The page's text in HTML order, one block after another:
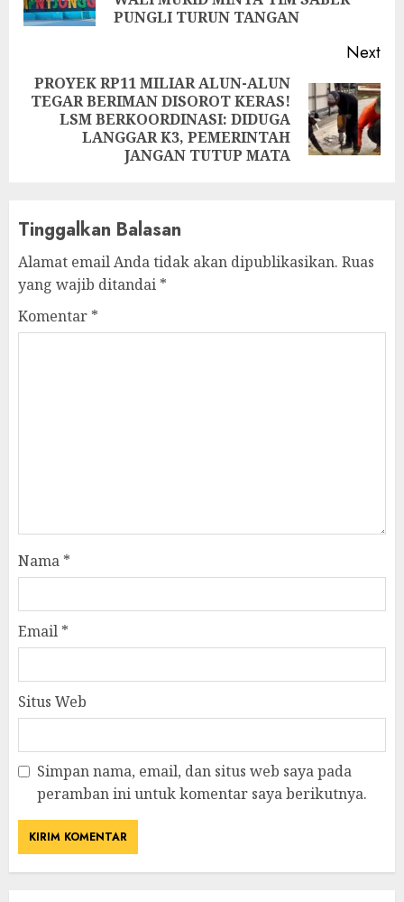
PUNGLI TURUN TANGAN
Next
Next
PROYEK RP11 MILIAR ALUN-ALUN
TEGAR BERIMAN DISOROT KERAS!
LSM BERKOORDINASI: DIDUGA
LANGGAR K3, PEMERINTAH
JANGAN TUTUP MATA
Tinggalkan Balasan
Alamat email Anda tidak akan dipublikasikan. Ruas
yang wajib ditandai *
Komentar *
Nama *
Email *
Situs Web
Simpan nama, email, dan situs web saya pada
peramban ini untuk komentar saya berikutnya.